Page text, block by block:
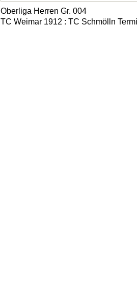
Oberliga Herren Gr. 004
TC Weimar 1912 : TC Schmölln